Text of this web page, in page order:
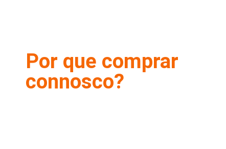
Por que comprar
connosco?